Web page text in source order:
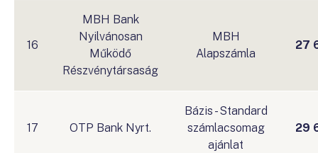
16
MBH Bank
Nyilvánosan
Működő
Részvénytársaság
MBH
Alapszámla
27
17 OTP Bank Nyrt.
Bázis - Standard
számlacsomag
ajánlat
29